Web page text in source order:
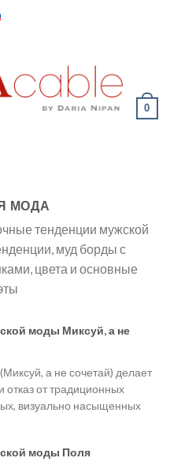
0
МОДА
тенденции мужской
муд борды с
цвета и основные
моды Миксуй, а не
а не сочетай) делает
отказ от традиционных
визуально насыщенных
моды Поля